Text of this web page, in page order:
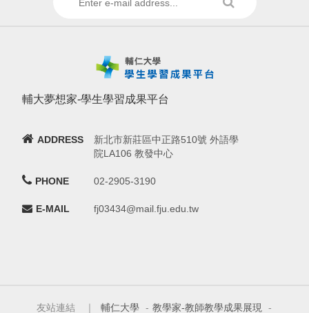
輔大夢想家-學生學習成果平台
ADDRESS
新北市新莊區中正路510號 外語學
院LA106 教發中心
PHONE 02-2905-3190
E-MAIL fj03434@mail.fju.edu.tw
友站連結 ｜ 輔仁大學 - 教學家-教師教學成果展現 -